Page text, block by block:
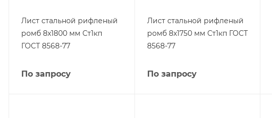
Лист стальной рифленый
ромб 8х1800 мм Ст1кп
ГОСТ 8568-77
По запросу
Лист стальной рифленый
ромб 8х1750 мм Ст1кп ГОСТ
8568-77
По запросу